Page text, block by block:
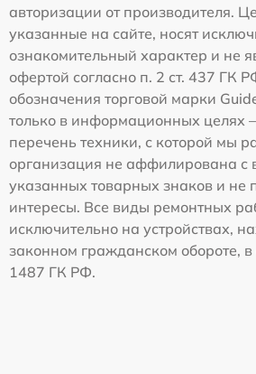
авторизации от производителя.
указанные на сайте, носят
ознакомительный характер и не
офертой согласно п. 2 ст. 437 ГК
обозначения торговой марки
только в информационных целях
перечень техники, с которой мы
организация не аффилирована с
указанных товарных знаков и не
интересы. Все виды ремонтных
исключительно на устройствах,
законном гражданском обороте, в
1487 ГК РФ.